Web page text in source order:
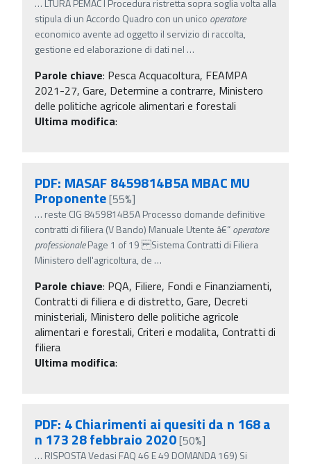
… LTURA PEMAC I Procedura ristretta sopra soglia volta alla
stipula di un Accordo Quadro con un unico operatore
economico avente ad oggetto il servizio di raccolta,
gestione ed elaborazione di dati nel …
Parole chiave: Pesca Acquacoltura, FEAMPA
2021-27, Gare, Determine a contrarre, Ministero
delle politiche agricole alimentari e forestali
Ultima modifica:
PDF: MASAF 8459814B5A MBAC MU
Proponente[55%]
… reste CIG 8459814B5A Processo domande definitive
contratti di filiera (V Bando) Manuale Utente â€“operatore
professionalePage 1 of 19 Sistema Contratti di Filiera
Ministero dell'agricoltura, de …
Parole chiave: PQA, Filiere, Fondi e Finanziamenti,
Contratti di filiera e di distretto, Gare, Decreti
ministeriali, Ministero delle politiche agricole
alimentari e forestali, Criteri e modalita, Contratti di
filiera
Ultima modifica:
PDF: 4 Chiarimenti ai quesiti da n 168 a
n 173 28 febbraio 2020[50%]
… RISPOSTA Vedasi FAQ 46 E 49 DOMANDA 169) Si